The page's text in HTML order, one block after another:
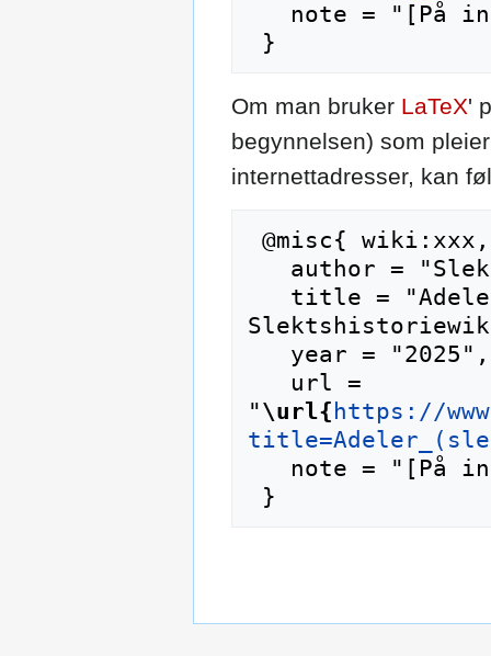
Om man bruker LaTeX'
begynnelsen) som
internettadresser, kan
"\url{ https://